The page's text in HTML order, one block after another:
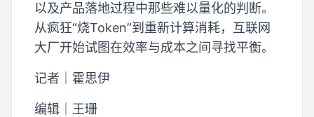
以及产品落地过程中那些难以量化的判断。
从疯狂“烧Token”到重新计算消耗，互联网
大厂开始试图在效率与成本之间寻找平衡。
记者｜霍思伊
编辑｜王珊